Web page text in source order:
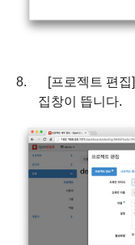
8. [프로젝트 편집]
집창이 뜹니다.